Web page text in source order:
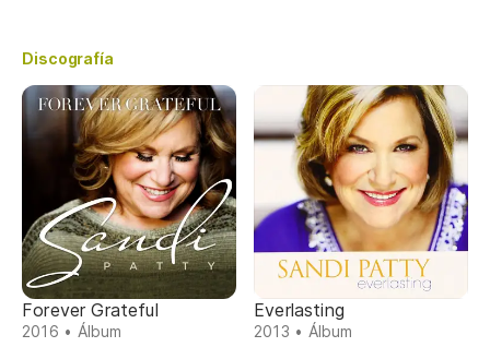
Discografía
Forever Grateful
2016 • Álbum
Everlasting
2013 • Álbum